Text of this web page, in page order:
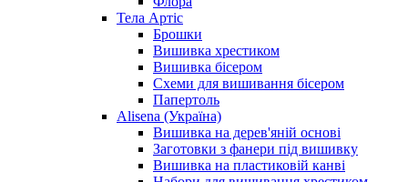
Тела Артіс
Брошки
Вишивка хрестиком
Вишивка бісером
Схеми для вишивання бісером
Папертоль
Alisena (Україна)
Вишивка на дерев'яній основі
Заготовки з фанери під вишивку
Вишивка на пластиковій канві